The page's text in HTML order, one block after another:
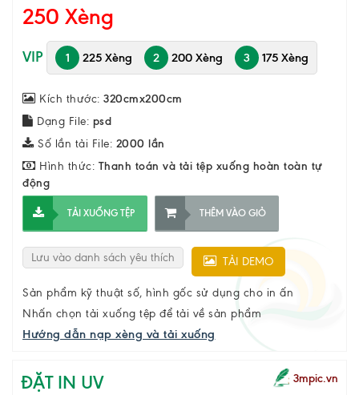
250 Xèng
VIP 1 225 Xèng 2 200 Xèng 3 175 Xèng
Kích thước: 320cmx200cm
Dạng File: psd
Số lần tải File: 2000 lần
Hình thức: Thanh toán và tải tệp xuống hoàn toàn tự
động
TẢI XUỐNG TỆP THÊM VÀO GIỎ
Lưu vào danh sách yêu thích TẢI DEMO
Sản phẩm kỹ thuật số, hình gốc sử dụng cho in ấn
Nhấn chọn tải xuống tệp để tải về sản phẩm
Hướng dẫn nạp xèng và tải xuống
ĐẶT IN UV 3mpic.vn